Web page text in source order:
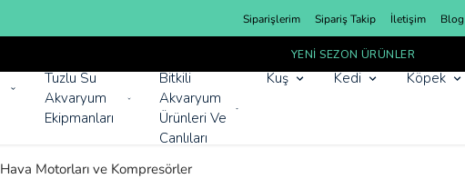
Siparişlerim Sipariş Takip İletişim Blog
YENI SEZON ÜRÜNLER
Tuzlu Su
Akvaryum
Ekipmanları
Bitkili
Akvaryum
Ürünleri Ve
Canlıları
Kuş Kedi Köpek
Hava Motorları ve Kompresörler